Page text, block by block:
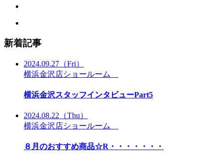
新着記事
2024.09.27 （Fri）
横浜金沢店ショールーム
横浜金沢スタッフインタビューPart5
2024.08.22 （Thu）
横浜金沢店ショールーム
８月のおすすめ商品☆R・・・・・・・